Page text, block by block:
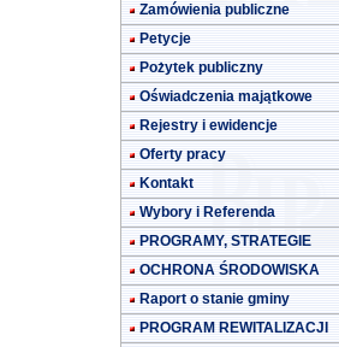
Zamówienia publiczne
Petycje
Pożytek publiczny
Oświadczenia majątkowe
Rejestry i ewidencje
Oferty pracy
Kontakt
Wybory i Referenda
PROGRAMY, STRATEGIE
OCHRONA ŚRODOWISKA
Raport o stanie gminy
PROGRAM REWITALIZACJI